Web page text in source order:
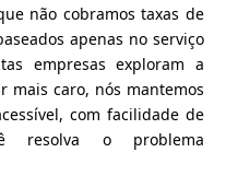
não cobramos taxas de
apenas no serviço
empresas exploram a
mais caro, nós mantemos
com facilidade de
resolva o problema